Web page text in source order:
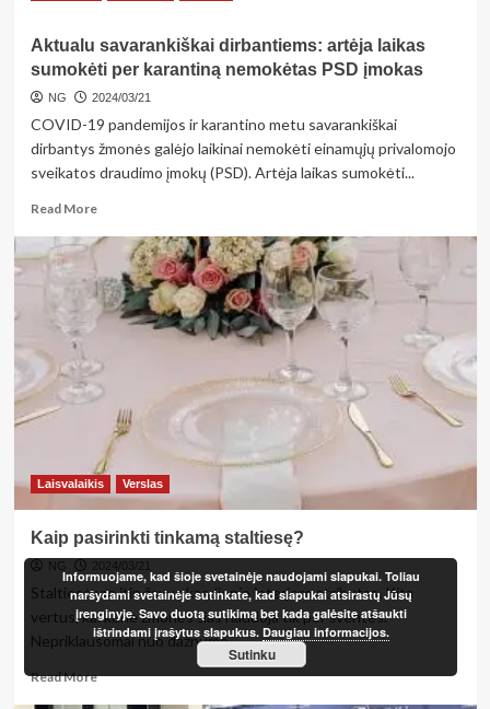
Aktualu savarankiškai dirbantiems: artėja laikas
sumokėti per karantiną nemokėtas PSD įmokas
NG 2024/03/21
COVID-19 pandemijos ir karantino metu savarankiškai
dirbantys žmonės galėjo laikinai nemokėti einamųjų privalomojo
sveikatos draudimo įmokų (PSD). Artėja laikas sumokėti...
Read MoreRead
about
<strong>Aktualu
savarankiškai
dirbantiems:
artėja
sumokėti
per
karantiną
nemokėtas
PSD
įmokas</strong>
Laisvalaikis Verslas
Kaip pasirinkti tinkamą staltiesę?
NG 2024/03/21
Staltiesė yra itin žavus kasdienio interjero atributas. Kita
vertus, kai kurie žmonės šias naudoja tik per šventes.
Nepriklausomai nuo dažnumo,...
Read MoreRead
Informuojame, kad šioje svetainėje naudojami slapukai. Toliau
naršydami svetainėje sutinkate, kad slapukai atsirastų Jūsų
įrenginyje. Savo duotą sutikimą bet kada galėsite atšaukti
ištrindami įrašytus slapukus. Daugiau informacijos.
Sutinku